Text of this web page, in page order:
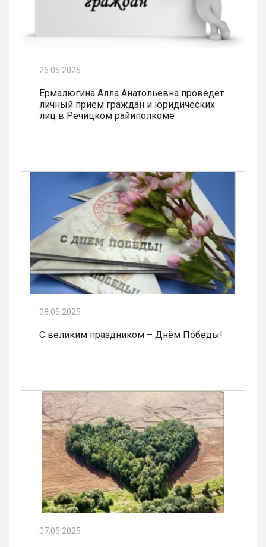
26.05.2025
Ермалюгина Алла Анатольевна проведет
личный приём граждан и юридических
лиц в Речицком райиполкоме
08.05.2025
С великим праздником – Днём Победы!
07.05.2025